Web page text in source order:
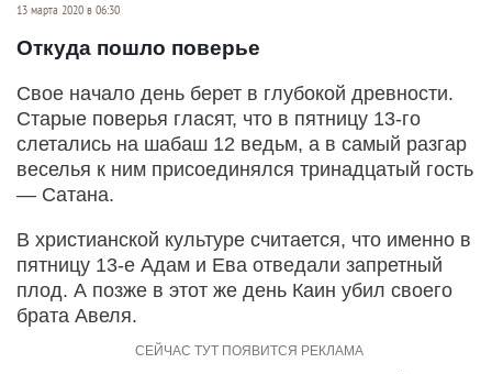
13 марта 2020 в 06:30
Откуда пошло поверье
Свое начало день берет в глубокой древности.
Старые поверья гласят, что в пятницу 13-го
слетались на шабаш 12 ведьм, а в самый разгар
веселья к ним присоединялся тринадцатый гость
— Сатана.
В христианской культуре считается, что именно в
пятницу 13-е Адам и Ева отведали запретный
плод. А позже в этот же день Каин убил своего
брата Авеля.